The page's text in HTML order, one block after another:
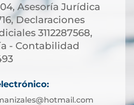
Asesoría Jurídica
Declaraciones
3112287568,
- Contabilidad